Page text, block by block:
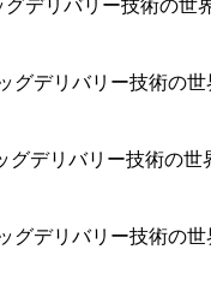
デリバリー技術の世
グデリバリー技術の
グデリバリー技術の
グデリバリー技術の